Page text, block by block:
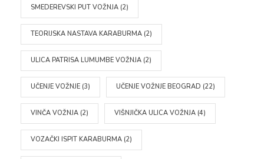
SMEDEREVSKI PUT VOŽNJA (2)
TEORIJSKA NASTAVA KARABURMA (2)
ULICA PATRISA LUMUMBE VOŽNJA (2)
UČENJE VOŽNJE (3) UČENJE VOŽNJE BEOGRAD (22)
VINČA VOŽNJA (2) VIŠNJIČKA ULICA VOŽNJA (4)
VOZAČKI ISPIT KARABURMA (2)